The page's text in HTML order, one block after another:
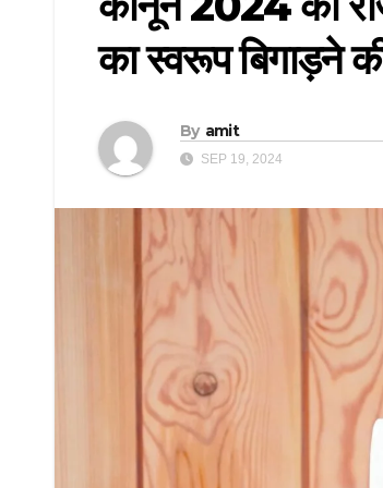
का स्वरूप बिगाड़ने
By amit
SEP 19, 2024